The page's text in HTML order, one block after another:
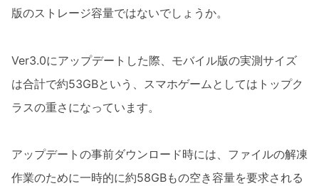
版のストレージ容量ではないでしょうか。
Ver3.0にアップデートした際、モバイル版の実測サイズ
は合計で約53GBという、スマホゲームとしてはトップク
ラスの重さになっています。
アップデートの事前ダウンロード時には、ファイルの解凍
作業のために一時的に約58GBもの空き容量を要求される